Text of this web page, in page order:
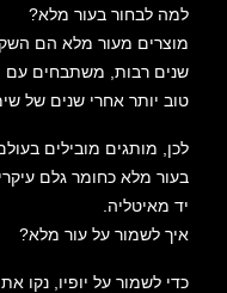
למה לבחור בעור מלא?
מוצרים מעור מלא הם
שנים רבות, משתבחים עם
טוב יותר אחרי שנים של
בעור מלא כחומר גלם
יד מאיטליה.
איך לשמור על עור מלא?
כדי לשמור על יופיו, נקו